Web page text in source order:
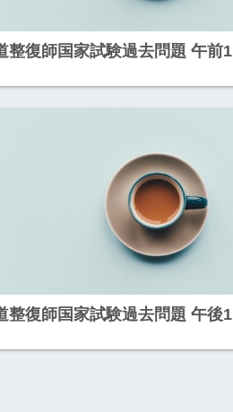
整復師国家試験過去問題 午前1
整復師国家試験過去問題 午後1